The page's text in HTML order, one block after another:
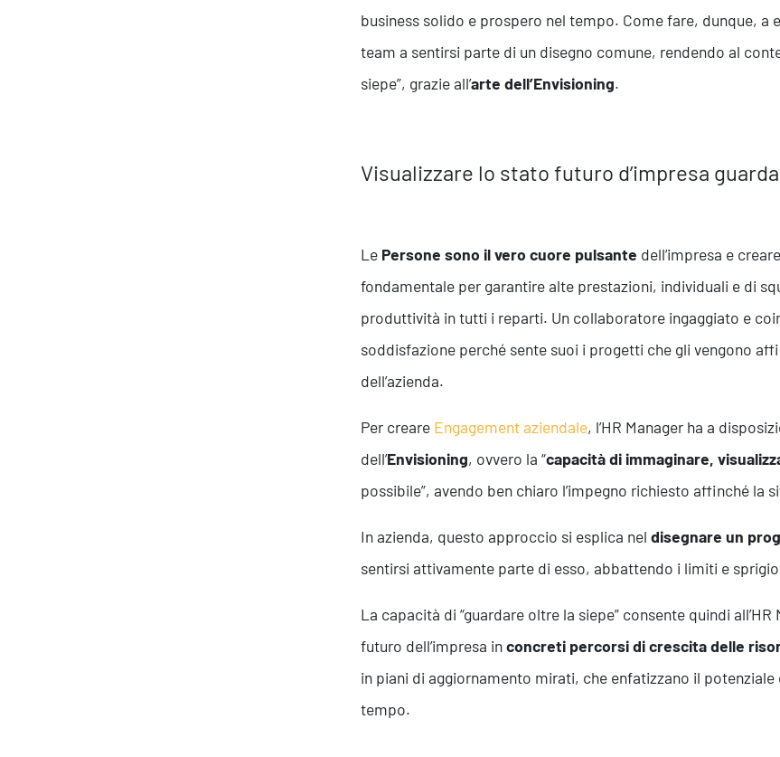
About Resolve
business solido e prospero nel tempo. Come fare, dunque, a
team a sentirsi parte di un disegno comune, rendendo al
siepe”, grazie all’arte dell’Envisioning.
Visualizzare lo stato futuro d’impresa
Le Persone sono il vero cuore pulsante dell’impresa e
fondamentale per garantire alte prestazioni, individuali e di
produttività in tutti i reparti. Un collaboratore ingaggiato e
soddisfazione perché sente suoi i progetti che gli vengono
dell’azienda.
Per creare Engagement aziendale, l’HR Manager ha a
dell’Envisioning, ovvero la “capacità di immaginare,
possibile”, avendo ben chiaro l’impegno richiesto affinché la
In azienda, questo approccio si esplica nel disegnare un
sentirsi attivamente parte di esso, abbattendo i limiti e
La capacità di “guardare oltre la siepe” consente quindi
futuro dell’impresa inconcreti percorsi di crescita delle
in piani di aggiornamento mirati, che enfatizzano il
tempo.